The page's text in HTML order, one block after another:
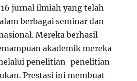
jurnal ilmiah yang telah
berbagai seminar dan
Mereka berhasil
akademik mereka
penelitian-penelitian
Prestasi ini membuat